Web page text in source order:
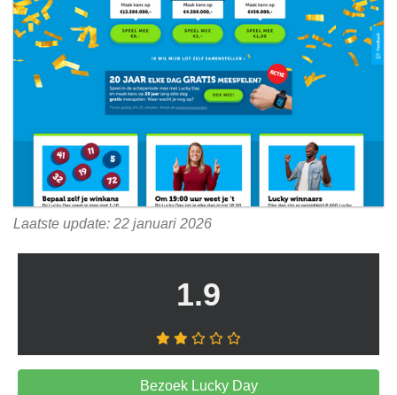
Laatste update: 22 januari 2026
1.9
Bezoek Lucky Day